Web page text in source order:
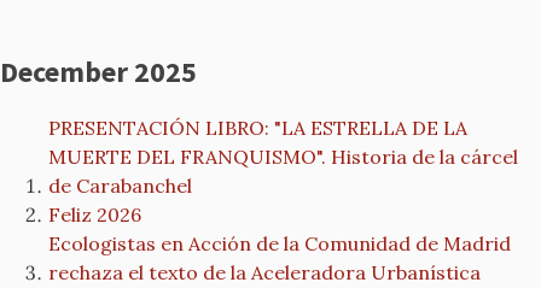
December 2025
PRESENTACIÓN LIBRO: "LA ESTRELLA DE LA
MUERTE DEL FRANQUISMO". Historia de la cárcel
de Carabanchel
Feliz 2026
Ecologistas en Acción de la Comunidad de Madrid
rechaza el texto de la Aceleradora Urbanística